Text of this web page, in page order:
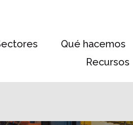
Qué hacemos
Recursos